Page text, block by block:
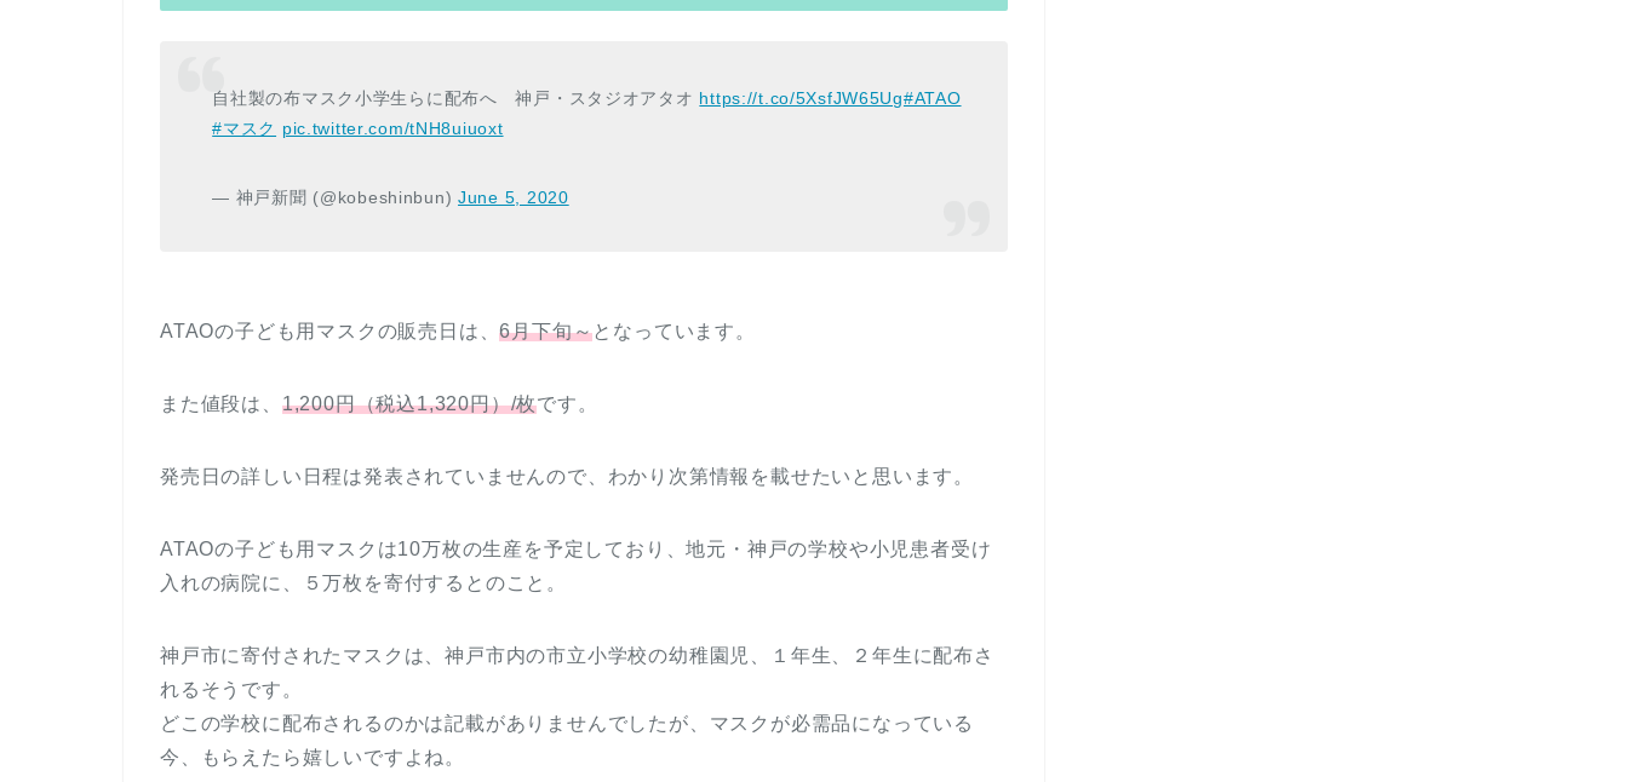
自社製の布マスク小学生らに配布へ 神戸・スタジオアタオ https://t.co/5XsfJW65Ug#ATAO
#マスク pic.twitter.com/tNH8uiuoxt
— 神戸新聞 (@kobeshinbun)June 5, 2020
ATAOの子ども用マスクの販売日は、6月下旬～となっています。
また値段は、 1,200円（税込1,320円）/枚です。
発売日の詳しい日程は発表されていませんので、わかり次第情報を載せたいと思います。
ATAOの子ども用マスクは10万枚の生産を予定しており、地元・神戸の学校や小児患者受け
入れの病院に、５万枚を寄付するとのこと。
神戸市に寄付されたマスクは、神戸市内の市立小学校の幼稚園児、１年生、２年生に配布さ
れるそうです。
どこの学校に配布されるのかは記載がありませんでしたが、マスクが必需品になっている
今、もらえたら嬉しいですよね。